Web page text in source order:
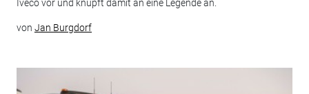
Iveco vor und knüpft damit an eine Legende an.
von Jan Burgdorf